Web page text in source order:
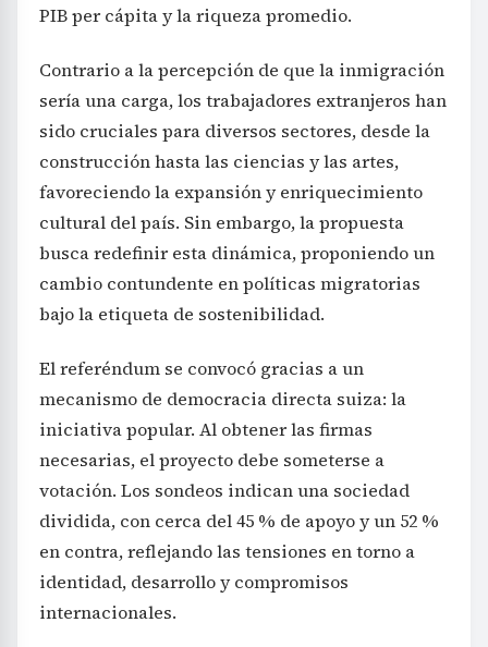
PIB per cápita y la riqueza promedio.
Contrario a la percepción de que la inmigración
sería una carga, los trabajadores extranjeros han
sido cruciales para diversos sectores, desde la
construcción hasta las ciencias y las artes,
favoreciendo la expansión y enriquecimiento
cultural del país. Sin embargo, la propuesta
busca redefinir esta dinámica, proponiendo un
cambio contundente en políticas migratorias
bajo la etiqueta de sostenibilidad.
El referéndum se convocó gracias a un
mecanismo de democracia directa suiza: la
iniciativa popular. Al obtener las firmas
necesarias, el proyecto debe someterse a
votación. Los sondeos indican una sociedad
dividida, con cerca del 45 % de apoyo y un 52 %
en contra, reflejando las tensiones en torno a
identidad, desarrollo y compromisos
internacionales.